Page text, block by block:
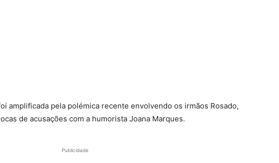
amplificada pela polémica recente envolvendo os irmãos Rosado,
de acusações com a humorista Joana Marques.
Publicidade